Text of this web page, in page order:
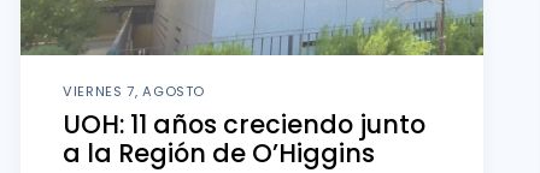
VIERNES 7, AGOSTO
UOH: 11 años creciendo junto
a la Región de O’Higgins